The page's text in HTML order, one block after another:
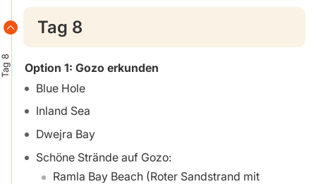
Tag 8
Tag 8
Option 1: Gozo erkunden
Blue Hole
Inland Sea
Dwejra Bay
Schöne Strände auf Gozo:
Ramla Bay Beach (Roter Sandstrand mit